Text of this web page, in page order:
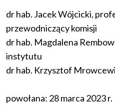
dr hab. Jacek Wójcicki,
przewodniczący komisji
dr hab. Magdalena
instytutu
dr hab. Krzysztof
powołana: 28 marca 2023 r.